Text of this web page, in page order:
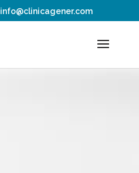
info@clinicagener.com